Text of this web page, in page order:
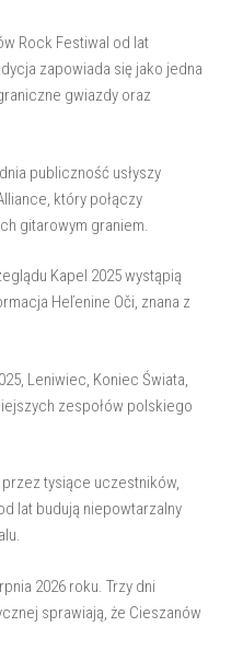
Rock Festiwal od lat
zapowiada się jako jedna
gwiazdy oraz
publiczność usłyszy
który połączy
gitarowym graniem.
Kapel 2025 wystąpią
Heľenine Oči, znana z
Leniwiec, Koniec Świata,
zespołów polskiego
tysiące uczestników,
lat budują niepowtarzalny
2026 roku. Trzy dni
sprawiają, że Cieszanów